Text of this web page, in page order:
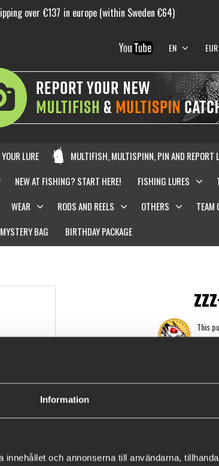
Information
och annonserna till användarna,
over €137 in europe (within Sweden €64)
EN EUR
LURE MULTIFISH, MULTISPINN, PIN AND REPORT
NEW AT FISHING? START HERE! FISHING LURES
WEAR RODS AND REELS OTHERS TEAM
MYSTERY BAG BIRTHDAY PACKAGE
This
€5.38